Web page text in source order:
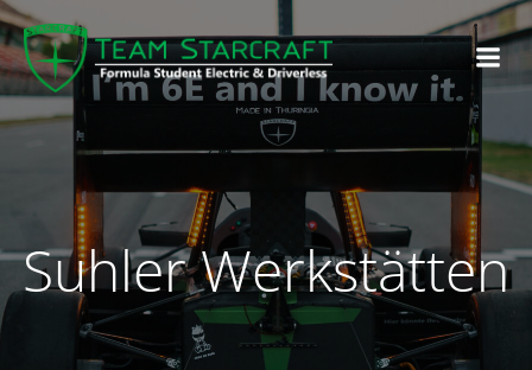
Suhler Werkstätten